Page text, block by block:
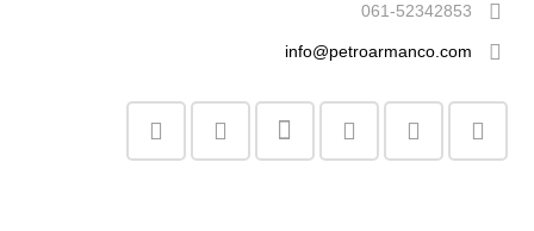
061-52342853
info@petroarmanco.com